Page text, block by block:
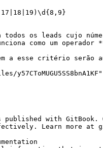
todos os leads cujo
como um operador
a esse critério serão
published with GitBook.
Learn more at